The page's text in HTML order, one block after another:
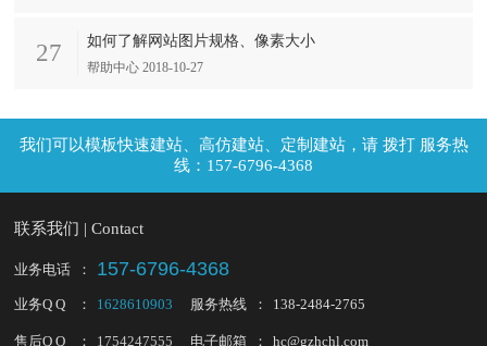
27 如何了解网站图片规格、像素大小
帮助中心 2018-10-27
拨打 服务热
线：157-6796-4368
联系我们 | Contact
业务电话 ： 157-6796-4368
业务Q Q ： 1628610903 服务热线 ： 138-2484-2765
售后Q Q ： 1754247555 电子邮箱 ： hc@gzhchl.com